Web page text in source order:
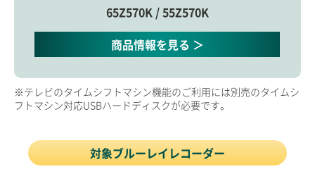
65Z570K / 55Z570K
商品情報を見る ＞
※テレビのタイムシフトマシン機能のご利用には別売のタイムシ
フトマシン対応USBハードディスクが必要です。
対象ブルーレイレコーダー